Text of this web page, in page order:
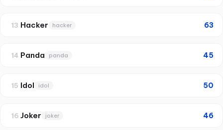
13 Hacker hacker 63
14 Panda panda 45
15 Idol idol 50
16 Joker joker 46